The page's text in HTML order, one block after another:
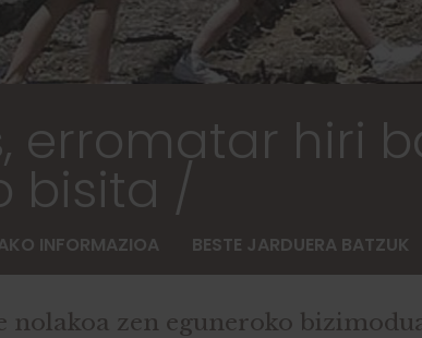
erromatar hiri
bisita /
INFORMAZIOA BESTE JARDUERA BATZUK
nolakoa zen eguneroko